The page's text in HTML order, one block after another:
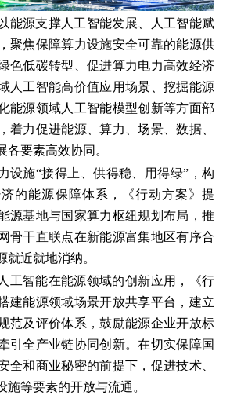
能源支撑人工智能发展、人工智能赋
聚焦保障算力设施安全可靠的能源供
色低碳转型、促进算力电力高效经济
人工智能高价值应用场景、挖掘能源
能源领域人工智能模型创新等方面部
着力促进能源、算力、场景、数据、
各要素高效协同。
设施“接得上、供得稳、用得绿”，构
的能源保障体系，《行动方案》提
源基地与国家算力枢纽规划布局，推
骨干直联点在新能源富集地区有序合
就近就地消纳。
工智能在能源领域的创新应用，《行
建能源领域场景开放共享平台，建立
范及评价体系，鼓励能源企业开放标
引全产业链协同创新。在切实保障国
全和商业秘密的前提下，促进技术、
施等要素的开放与流通。